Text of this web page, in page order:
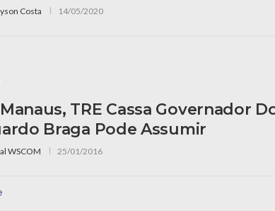
Costa 14/05/2020
TRE Cassa Governador
Braga Pode Assumir
WSCOM 25/01/2016